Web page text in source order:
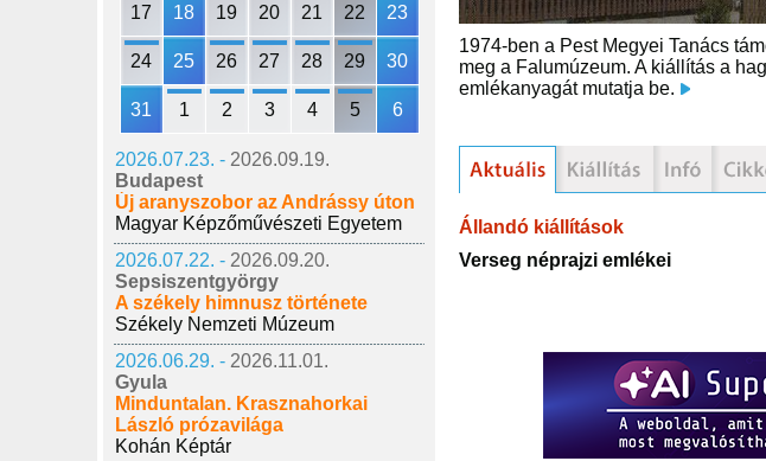
17 18 19 20 21 22 23
24 25 26 27 28 29 30
31 1 2 3 4 5 6
2026.07.23. - 2026.09.19.
Budapest
Új aranyszobor az Andrássy úton
Magyar Képzőművészeti Egyetem
2026.07.22. - 2026.09.20.
Sepsiszentgyörgy
A székely himnusz története
Székely Nemzeti Múzeum
2026.06.29. - 2026.11.01.
Gyula
Minduntalan. Krasznahorkai
László prózavilága
Kohán Képtár
1974-ben a Pest Megyei Tanács
meg a Falumúzeum. A kiállítás a
emlékanyagát mutatja be.
Állandó kiállítások
Verseg néprajzi emlékei